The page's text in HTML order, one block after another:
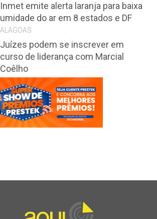
Inmet emite alerta laranja para baixa
umidade do ar em 8 estados e DF
ALAGOAS
Juízes podem se inscrever em
curso de liderança com Marcial
Coêlho